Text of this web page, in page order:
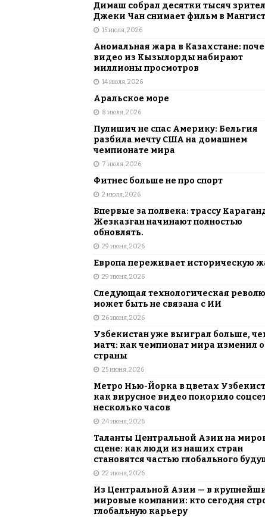
Димаш собрал десятки тысяч
Джеки Чан снимает фильм в
15 июля, 2026
Аномальная жара в Казахстане:
видео из Кызылорды набирают
миллионы просмотров
14 июля, 2026
Аральское море
8 июля, 2026
Пулишич не спас Америку: Бельгия
разбила мечту США на домашнем
чемпионате мира
7 июля, 2026
Фитнес больше не про спорт
2 июля, 2026
Впервые за полвека: трассу
Жезказган начинают полностью
обновлять.
29 июня, 2026
Европа переживает историческую
29 июня, 2026
Следующая технологическая
может быть не связана с ИИ
26 июня, 2026
Узбекистан уже выиграл больше,
матч: как чемпионат мира изменил
страны
25 июня, 2026
Метро Нью-Йорка в цветах
как вирусное видео покорило
несколько часов
24 июня, 2026
Таланты Центральной Азии на
сцене: как люди из наших стран
становятся частью глобального
22 июня, 2026
Из Центральной Азии — в
мировые компании: кто сегодня
глобальную карьеру